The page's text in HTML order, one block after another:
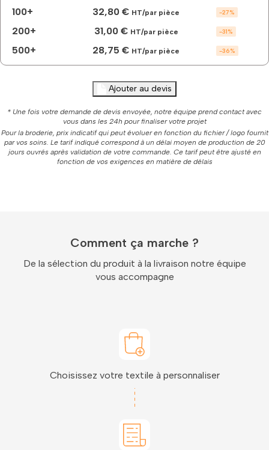
100+ 32,80 € HT/par pièce -27%
200+ 31,00 € HT/par pièce -31%
500+ 28,75 € HT/par pièce -36%
Ajouter au devis
* Une fois votre demande de devis envoyée, notre équipe prend contact avec
vous dans les 24h pour finaliser votre projet
Pour la broderie, prix indicatif qui peut évoluer en fonction du fichier / logo fournit
par vos soins. Le tarif indiqué correspond à un délai moyen de production de 20
jours ouvrés après validation de votre commande. Ce tarif peut être ajusté en
fonction de vos exigences en matière de délais
Comment ça marche ?
De la sélection du produit à la livraison notre équipe
vous accompagne
Choisissez votre textile à personnaliser